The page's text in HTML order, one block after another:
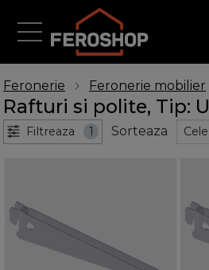
Feronerie Feronerie mobilier
Rafturi si polite, Tip: U
Filtreaza 1 Sorteaza